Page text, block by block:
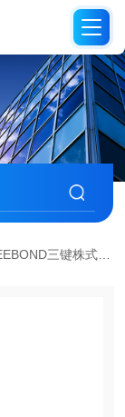
三键株式会社